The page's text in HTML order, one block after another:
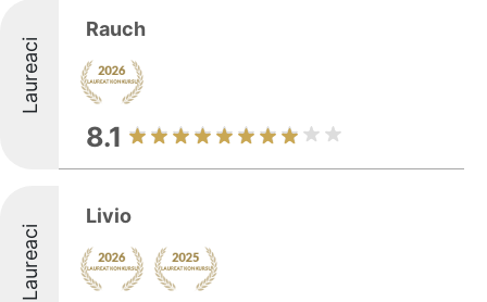
Laureaci
Rauch
8.1
Laureaci
Livio